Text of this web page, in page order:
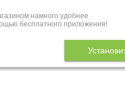
намного удобнее
бесплатного приложения!